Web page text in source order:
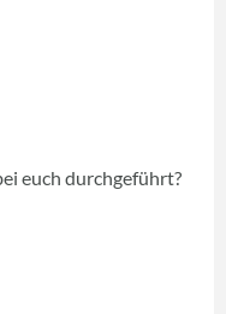
euch durchgeführt?